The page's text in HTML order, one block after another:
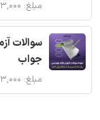
مبلغ: ۳۲۳,۰۰۰ تومان
سوالات
جواب
مبلغ: ۳۲۳,۰۰۰ تومان